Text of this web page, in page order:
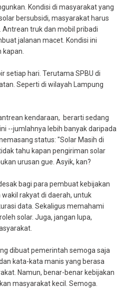
Kondisi di masyarakat yang
bersubsidi, masyarakat harus
truk dan mobil pribadi
jalanan macet. Kondisi ini
setiap hari. Terutama SPBU di
Seperti di wilayah Lampung
kendaraan, berarti sedang
--jumlahnya lebih banyak daripada
status: "Solar Masih di
tahu kapan pengiriman solar
urusan gue. Asyik, kan?
bagi para pembuat kebijakan
rakyat di daerah, untuk
data. Sekaligus memahami
solar. Juga, jangan lupa,
dibuat pemerintah semoga saja
kata-kata manis yang berasa
Namun, benar-benar kebijakan
masyarakat kecil. Semoga.